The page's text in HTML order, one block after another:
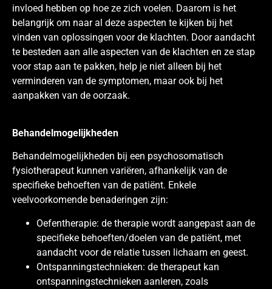
invloed hebben op hoe ze zich voelen. Daarom is het
belangrijk om naar al deze aspecten te kijken bij het
vinden van oplossingen voor de klachten. Door aandacht
te besteden aan alle aspecten van de klachten en ze stap
voor stap aan te pakken, help je niet alleen bij het
verminderen van de symptomen, maar ook bij het
aanpakken van de oorzaak.
Behandelmogelijkheden
Behandelmogelijkheden bij een psychosomatisch
fysiotherapeut kunnen variëren, afhankelijk van de
specifieke behoeften van de patiënt. Enkele
veelvoorkomende benaderingen zijn:
Oefentherapie: de therapie wordt aangepast aan de
specifieke behoeften/doelen van de patiënt, met
aandacht voor de relatie tussen lichaam en geest.
Ontspanningstechnieken: de therapeut kan
ontspanningstechnieken aanleren, zoals